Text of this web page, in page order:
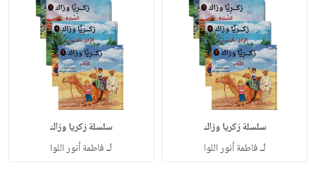
سلسلة زكريا وزاك
لـفاطمة أنور اللوا
سلسلة زكريا وزاك
لـفاطمة أنور اللوا